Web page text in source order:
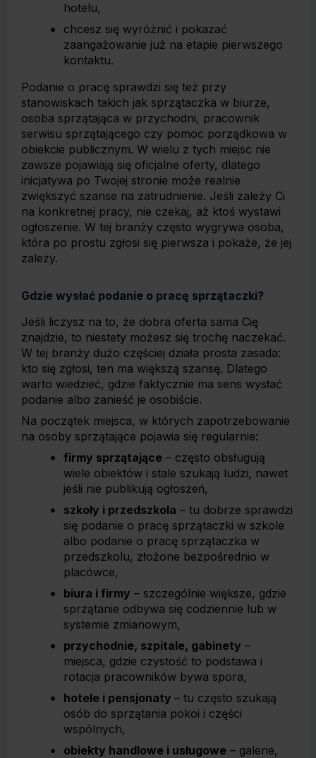
hotelu,
chcesz się wyróżnić i pokazać
zaangażowanie już na etapie pierwszego
kontaktu.
Podanie o pracę sprawdzi się też przy
stanowiskach takich jak sprzątaczka w biurze,
osoba sprzątająca w przychodni, pracownik
serwisu sprzątającego czy pomoc porządkowa w
obiekcie publicznym. W wielu z tych miejsc nie
zawsze pojawiają się oficjalne oferty, dlatego
inicjatywa po Twojej stronie może realnie
zwiększyć szanse na zatrudnienie. Jeśli zależy Ci
na konkretnej pracy, nie czekaj, aż ktoś wystawi
ogłoszenie. W tej branży często wygrywa osoba,
która po prostu zgłosi się pierwsza i pokaże, że jej
zależy.
Gdzie wysłać podanie o pracę sprzątaczki?
Jeśli liczysz na to, że dobra oferta sama Cię
znajdzie, to niestety możesz się trochę naczekać.
W tej branży dużo częściej działa prosta zasada:
kto się zgłosi, ten ma większą szansę. Dlatego
warto wiedzieć, gdzie faktycznie ma sens wysłać
podanie albo zanieść je osobiście.
Na początek miejsca, w których zapotrzebowanie
na osoby sprzątające pojawia się regularnie:
firmy sprzątające – często obsługują
wiele obiektów i stale szukają ludzi, nawet
jeśli nie publikują ogłoszeń,
szkoły i przedszkola – tu dobrze sprawdzi
się podanie o pracę sprzątaczki w szkole
albo podanie o pracę sprzątaczka w
przedszkolu, złożone bezpośrednio w
placówce,
biura i firmy – szczególnie większe, gdzie
sprzątanie odbywa się codziennie lub w
systemie zmianowym,
przychodnie, szpitale, gabinety –
miejsca, gdzie czystość to podstawa i
rotacja pracowników bywa spora,
hotele i pensjonaty – tu często szukają
osób do sprzątania pokoi i części
wspólnych,
obiekty handlowe i usługowe – galerie,